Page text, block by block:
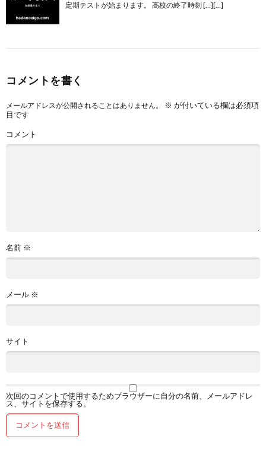
定期テストが始まります。 高校の終了時刻 […][…]
コメントを書く
メールアドレスが公開されることはありません。 ※ が付いている欄は必須項
目です
コメント
名前 ※
メール ※
サイト
次回のコメントで使用するためブラウザーに自分の名前、メールアドレ
ス、サイトを保存する。